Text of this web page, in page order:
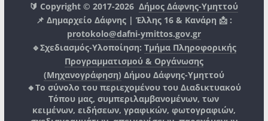
🔰 Copyright © 2017-2026Δήμος Δάφνης-Υμηττού
📌 Δημαρχείο Δάφνης | Έλλης 16 & Κανάρη 📩 :
protokolo@dafni-ymittos.gov.gr
🔹Σχεδιασμός-Υλοποίηση: Τμήμα Πληροφορικής
Προγραμματισμού & Οργάνωσης
(Μηχανογράφηση) Δήμου Δάφνης-Υμηττού
🔸Το σύνολο του περιεχομένου του Διαδικτυακού
Τόπου μας, συμπεριλαμβανομένων, των
κειμένων, ειδήσεων, γραφικών, φωτογραφιών,